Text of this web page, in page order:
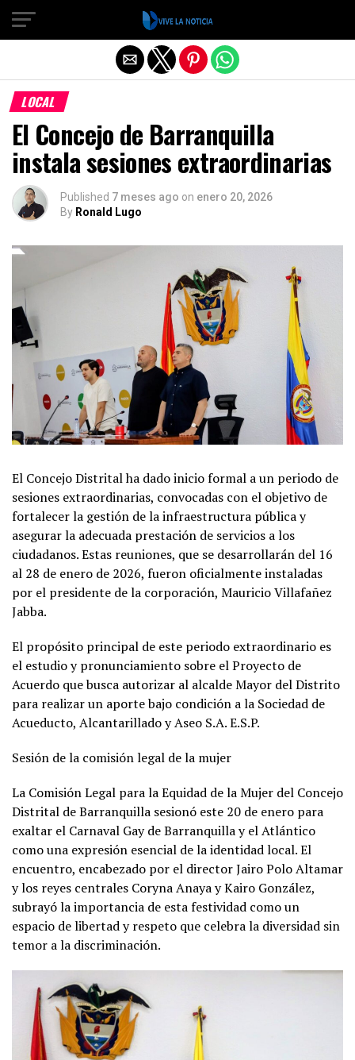
LOCAL
El Concejo de Barranquilla
instala sesiones extraordinarias
Published 7 meses ago on enero 20, 2026
By Ronald Lugo
El Concejo Distrital ha dado inicio formal a un periodo de
sesiones extraordinarias, convocadas con el objetivo de
fortalecer la gestión de la infraestructura pública y
asegurar la adecuada prestación de servicios a los
ciudadanos. Estas reuniones, que se desarrollarán del 16
al 28 de enero de 2026, fueron oficialmente instaladas
por el presidente de la corporación, Mauricio Villafañez
Jabba.
El propósito principal de este periodo extraordinario es
el estudio y pronunciamiento sobre el Proyecto de
Acuerdo que busca autorizar al alcalde Mayor del Distrito
para realizar un aporte bajo condición a la Sociedad de
Acueducto, Alcantarillado y Aseo S.A. E.S.P.
Sesión de la comisión legal de la mujer
La Comisión Legal para la Equidad de la Mujer del Concejo
Distrital de Barranquilla sesionó este 20 de enero para
exaltar el Carnaval Gay de Barranquilla y el Atlántico
como una expresión esencial de la identidad local. El
encuentro, encabezado por el director Jairo Polo Altamar
y los reyes centrales Coryna Anaya y Kairo González,
subrayó la importancia de esta festividad como un
espacio de libertad y respeto que celebra la diversidad sin
temor a la discriminación.
Salir de la versión móvil